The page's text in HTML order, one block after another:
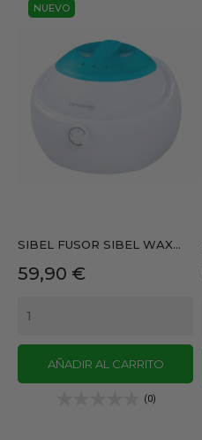
SIBEL FUSOR SIBEL WAX...
Precio
59,90 €
AÑADIR AL CARRITO
(0)
NUEVO